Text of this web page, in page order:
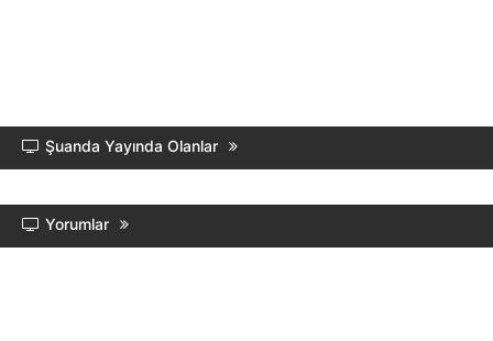
Şuanda Yayında Olanlar
Yorumlar